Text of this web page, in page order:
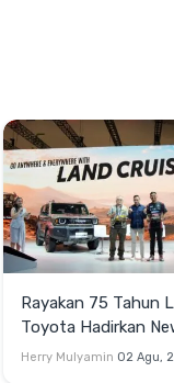
Rayakan 75 Tahun
Toyota Hadirkan
Cruiser 300 HEV
Herry Mulyamin 02 Agu,